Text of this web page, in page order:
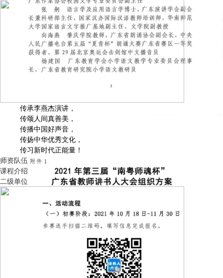
传承李燕杰演讲，
传颂人间真善美，
传播中国好声音，
传扬中华优秀文化，
传习新时代正能量！
师资队伍
课程介绍
二级单位